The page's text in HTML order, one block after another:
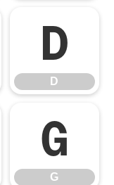
D
D
G
G